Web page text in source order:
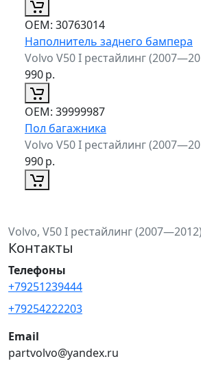
ОЕМ: 30763014
Наполнитель заднего бампера
Volvo V50 I рестайлинг
990р.
ОЕМ: 39999987
Пол багажника
Volvo V50 I рестайлинг
990р.
Volvo, V50 I рестайлинг (2007—2012)
Контакты
Телефоны
+79251239444
+79254222203
Email
partvolvo@yandex.ru